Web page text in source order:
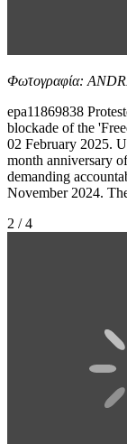
Φωτογραφία:
epa11869838
blockade of the
02 February 2025.
month anniversary
demanding
November 2024.
2 / 4